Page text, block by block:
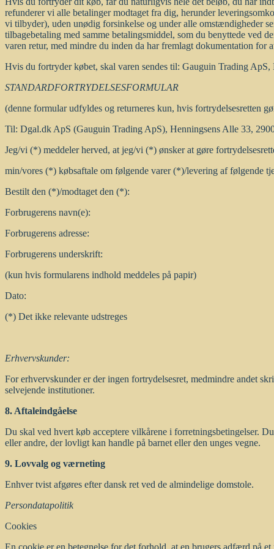
refunderer vi alle betalinger modtaget fra dig, herunder
vi tilbyder), uden unødig forsinkelse og under alle omstændigheder
tilbagebetaling med samme betalingsmiddel, som du benyttede ved
varen retur, med mindre du inden da har fremlagt dokumentation for
Hvis du fortryder købet, skal varen sendes til: Gauguin Trading
STANDARDFORTRYDELSESFORMULAR
(denne formular udfyldes og returneres kun, hvis fortrydelsesretten
Til: Dgal.dk ApS (Gauguin Trading ApS), Henningsens Alle 33,
Jeg/vi (*) meddeler herved, at jeg/vi (*) ønsker at gøre
min/vores (*) købsaftale om følgende varer (*)/levering af følgende
Bestilt den (*)/modtaget den (*):
Forbrugerens navn(e):
Forbrugerens adresse:
Forbrugerens underskrift:
(kun hvis formularens indhold meddeles på papir)
Dato:
(*) Det ikke relevante udstreges
Erhvervskunder:
For erhvervskunder er der ingen fortrydelsesret, medmindre andet
selvejende institutioner.
8. Aftaleindgåelse
Du skal ved hvert køb acceptere vilkårene i forretningsbetingelser.
eller andre, der lovligt kan handle på barnet eller den unges vegne.
9. Lovvalg og værneting
Enhver tvist afgøres efter dansk ret ved de almindelige domstole.
Persondatapolitik
Cookies
En cookie er en betegnelse for det forhold, at en brugers adfærd på